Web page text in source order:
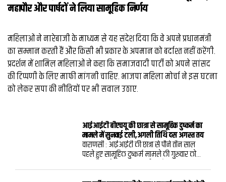
महापौर और पार्षदों ने लिया सामूहिक निर्णय
महिलाओं ने नारेबाजी के माध्यम से यह संदेश दिया कि वे अपने प्रधानमंत्री
का सम्मान करती हैं और किसी भी प्रकार के अपमान को बर्दाश्त नहीं करेंगी.
प्रदर्शन में शामिल महिलाओं ने कहा कि समाजवादी पार्टी को अपने सांसद
की टिप्पणी के लिए माफी मांगनी चाहिए. भाजपा महिला मोर्चा ने इस घटना
को लेकर सपा की नीतियों पर भी सवाल उठाए.
आईआईटी बीएचयू की छात्रा से सामूहिक दुष्कर्म का
मामले में सुनवाई टली,अगली तिथि दस अगस्त तय
वाराणसी : आईआईटी की छात्रा से पौने तीन साल
पहले हुए सामूहिक दुष्कर्म मामले की गुरुवार को
सुनवाई नहीं हुई. अधिवक्ता के निधन के शोक में बार